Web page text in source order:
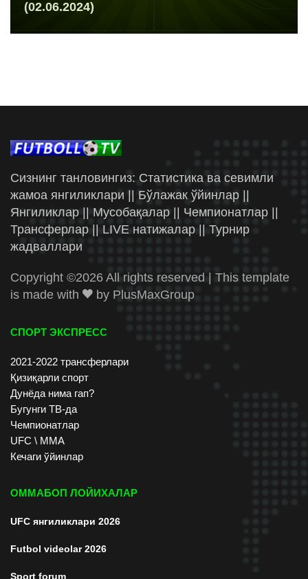
(02.06.2024)
Сизнинг танловингиз: Статистика ва севимли
жамоа янгиликлари || Бўлажак ўйинлар ||
Янгиликлар || Мусобақалар || Чемпионатлар ||
Трансферлар || LIVE натижалар || Турнир
жадваллари
Copyright ©2026 All rights reserved | This template
is made with
by PlusMaxGroup
СПОРТ ЭКСПРЕСС
2021-2022 трансферлари
Қизиқарли спорт
Дунёда нима гап?
Бугунги ТВ-да
Чемпионатлар
UFC \ ММА
Кечаги ўйинлар
ОММАБОП ЛОЙИХАЛАР
UFC янгиликлари 2026
Futbol videolar 2026
Sport forum